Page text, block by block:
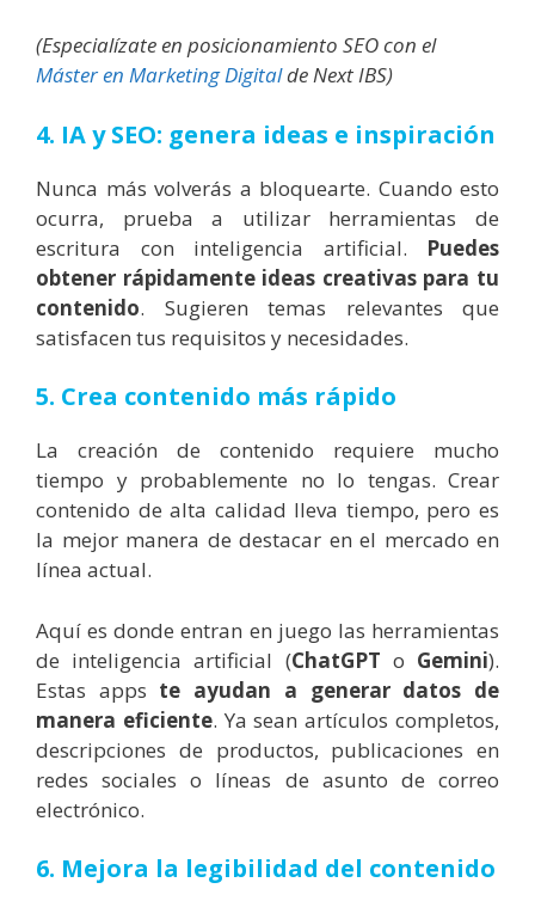
(Especialízate en posicionamiento SEO con el
Máster en Marketing Digitalde Next IBS)
4. IA y SEO: genera ideas e inspiración
Nunca más volverás a bloquearte. Cuando esto
ocurra, prueba a utilizar herramientas de
escritura con inteligencia artificial. Puedes
obtener rápidamente ideas creativas para tu
contenido. Sugieren temas relevantes que
satisfacen tus requisitos y necesidades.
5. Crea contenido más rápido
La creación de contenido requiere mucho
tiempo y probablemente no lo tengas. Crear
contenido de alta calidad lleva tiempo, pero es
la mejor manera de destacar en el mercado en
línea actual.
Aquí es donde entran en juego las herramientas
de inteligencia artificial (ChatGPT o Gemini).
Estas apps te ayudan a generar datos de
manera eficiente. Ya sean artículos completos,
descripciones de productos, publicaciones en
redes sociales o líneas de asunto de correo
electrónico.
6. Mejora la legibilidad del contenido